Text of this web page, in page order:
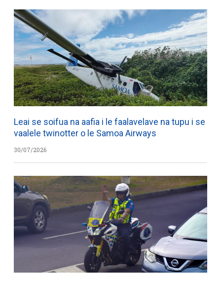
Leai se soifua na aafia i le faalavelave na tupu i se
vaalele twinotter o le Samoa Airways
30/07/2026